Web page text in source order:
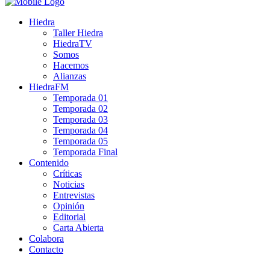
Hiedra
Taller Hiedra
HiedraTV
Somos
Hacemos
Alianzas
HiedraFM
Temporada 01
Temporada 02
Temporada 03
Temporada 04
Temporada 05
Temporada Final
Contenido
Críticas
Noticias
Entrevistas
Opinión
Editorial
Carta Abierta
Colabora
Contacto